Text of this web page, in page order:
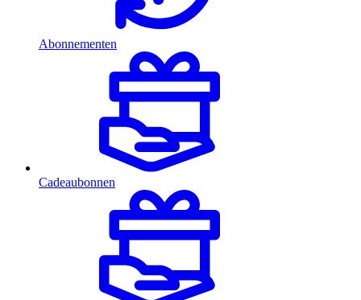
Abonnementen
Cadeaubonnen